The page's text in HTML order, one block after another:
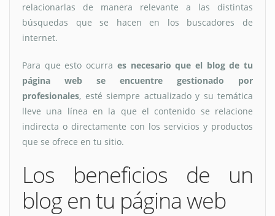
relacionarlas de manera relevante a las distintas
búsquedas que se hacen en los buscadores de
internet.
Para que esto ocurra es necesario que el blog de tu
página web se encuentre gestionado por
profesionales, esté siempre actualizado y su temática
lleve una línea en la que el contenido se relacione
indirecta o directamente con los servicios y productos
que se ofrece en tu sitio.
Los beneficios de un
blog en tu página web